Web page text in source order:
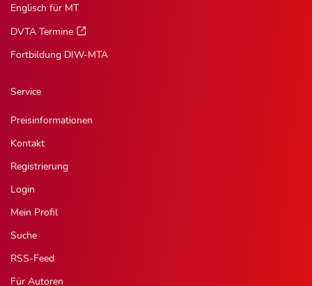
Englisch für MT
DVTA Termine
Fortbildung DIW-MTA
Service
Preisinformationen
Kontakt
Registrierung
Login
Mein Profil
Suche
RSS-Feed
Für Autoren